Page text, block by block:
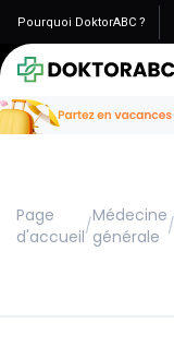
Pourquoi DoktorABC ?
Page
d'accueil/Médecine
générale /